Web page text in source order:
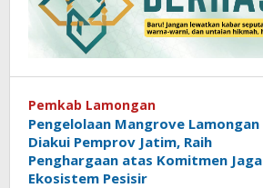
Pemkab Lamongan
Pengelolaan Mangrove Lamongan
Diakui Pemprov Jatim, Raih
Penghargaan atas Komitmen Jaga
Ekosistem Pesisir